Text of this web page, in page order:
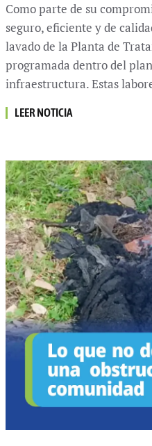
Como parte de su
seguro, eficiente y de
lavado de la Planta de
programada dentro del
infraestructura. Estas
LEER NOTICIA